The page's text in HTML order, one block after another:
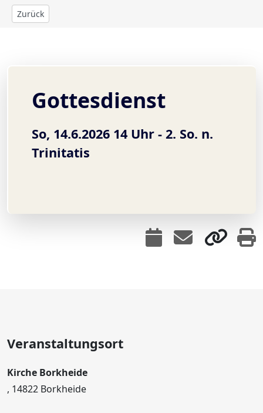
Zurück
Gottesdienst
So, 14.6.2026 14 Uhr - 2. So. n.
Trinitatis
Veranstaltungsort
Kirche Borkheide
, 14822 Borkheide